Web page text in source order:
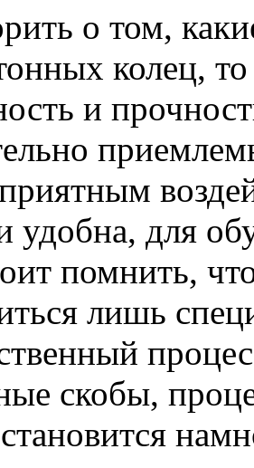
о том,
колец,
и
удобна, для
помнить,
лишь
скобы,